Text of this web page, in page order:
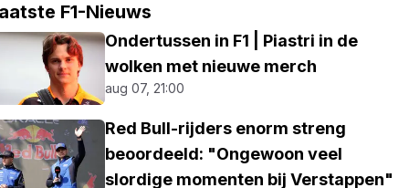
F1-Nieuws
Ondertussen in F1 | Piastri in de
wolken met nieuwe merch
aug 07, 21:00
Red Bull-rijders enorm streng
beoordeeld: "Ongewoon veel
slordige momenten bij Verstappen"